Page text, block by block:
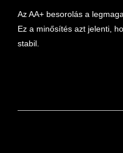
Az AA+ besorolás a
Ez a minősítés azt jelenti,
stabil.